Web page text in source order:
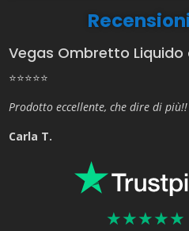
Vegas Ombretto
⭐⭐⭐⭐⭐
Prodotto eccellente, che dire di
Carla T.
★★★★★